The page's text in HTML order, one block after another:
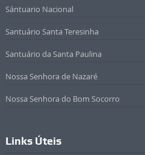
Sántuario Nacional
Santuário Santa Teresinha
Santuário da Santa Paulina
Nossa Senhora de Nazaré
Nossa Senhora do Bom Socorro
Links Úteis